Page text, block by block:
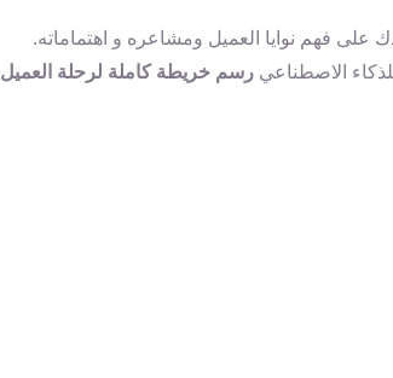
على فهم نوايا العميل ومشاعره و اهتماماته.
الاصطناعي رسم خريطة كاملة لرحلة العميل